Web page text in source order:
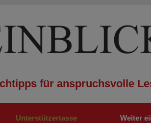
für anspruchsvolle
Unterstützertasse Weiter